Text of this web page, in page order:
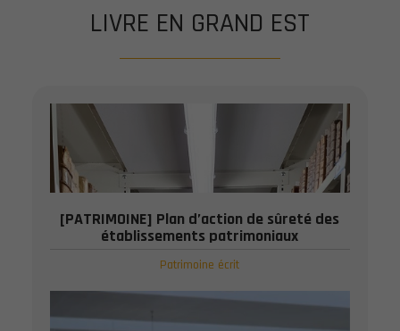
LIVRE EN GRAND EST
[PATRIMOINE] Plan d’action de sûreté des
établissements patrimoniaux
Patrimoine écrit
Publié le : 28 JUIL 2026
Le ministère de la Culture publie son ...